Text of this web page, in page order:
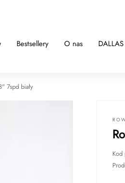
Bestsellery O nas
7spd biały
Kod